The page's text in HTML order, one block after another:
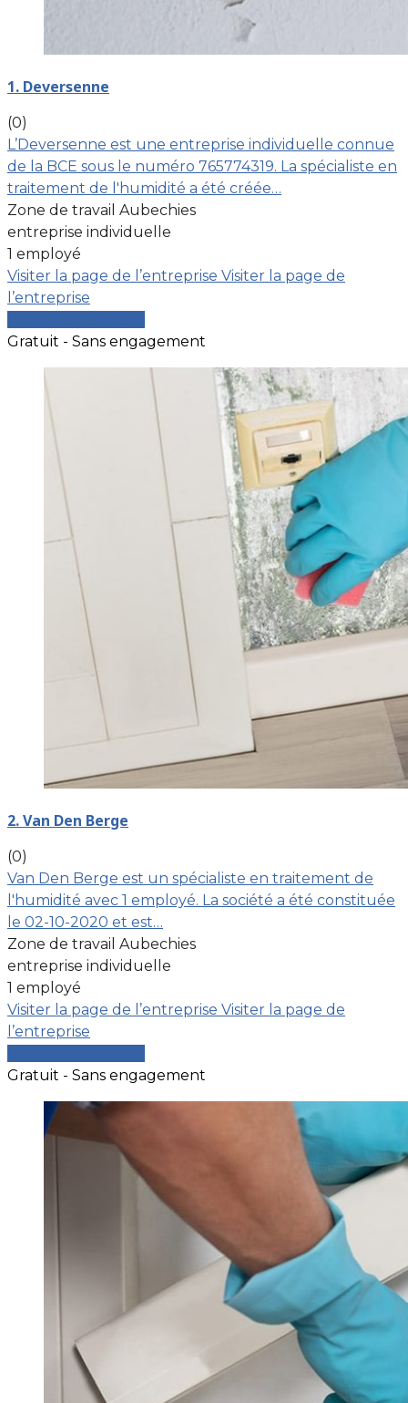
1. Deversenne
(0)
L’Deversenne est une entreprise individuelle connue
de la BCE sous le numéro 765774319. La spécialiste en
traitement de l'humidité a été créée…
Zone de travail Aubechies
entreprise individuelle
1 employé
Visiter la page de l’entreprise Visiter la page de
l’entreprise
Gratuit - Sans engagement
2. Van Den Berge
(0)
Van Den Berge est un spécialiste en traitement de
l'humidité avec 1 employé. La société a été constituée
le 02-10-2020 et est…
Zone de travail Aubechies
entreprise individuelle
1 employé
Visiter la page de l’entreprise Visiter la page de
l’entreprise
Gratuit - Sans engagement